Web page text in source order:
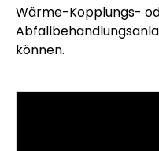
Wärme-Kopplungs-
können.